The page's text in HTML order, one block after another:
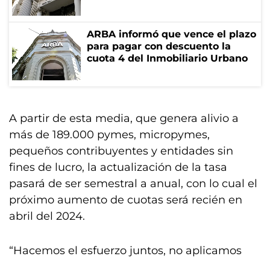
ARBA informó que vence el plazo
para pagar con descuento la
cuota 4 del Inmobiliario Urbano
A partir de esta media, que genera alivio a
más de 189.000 pymes, micropymes,
pequeños contribuyentes y entidades sin
fines de lucro, la actualización de la tasa
pasará de ser semestral a anual, con lo cual el
próximo aumento de cuotas será recién en
abril del 2024.
“Hacemos el esfuerzo juntos, no aplicamos